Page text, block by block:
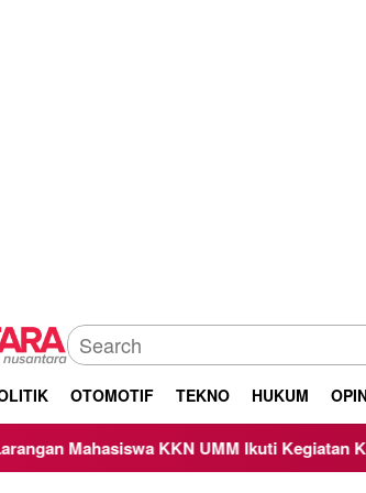
OTOMOTIF TEKNO HUKUM
KKN UMM Ikuti Kegiatan Keagamaan,